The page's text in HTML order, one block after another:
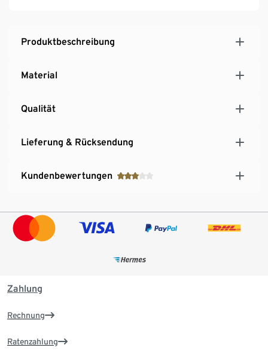
Produktbeschreibung
Material
Qualität
Lieferung & Rücksendung
Kundenbewertungen
Zahlung
Rechnung
Ratenzahlung